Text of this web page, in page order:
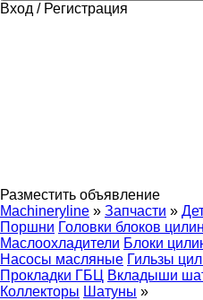
Вход / Регистрация
Разместить объявление
Machineryline » Запчасти »
Поршни Головки блоков
Маслоохладители Блоки
Насосы масляные Гильзы
Прокладки ГБЦ Вкладыши
Коллекторы Шатуны »